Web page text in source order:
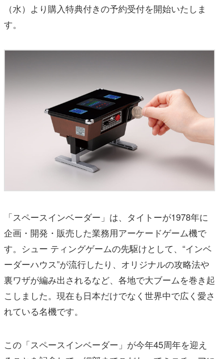
（水）より購入特典付きの予約受付を開始いたしま
す。
「スペースインベーダー」は、タイトーが1978年に
企画・開発・販売した業務用アーケードゲーム機で
す。シュー ティングゲームの先駆けとして、“インベ
ーダーハウス”が流行したり、オリジナルの攻略法や
裏ワザが編み出されるなど、各地で大ブームを巻き起
こしました。現在も日本だけでなく世界中で広く愛さ
れている名機です。
この「スペースインベーダー」が今年45周年を迎え